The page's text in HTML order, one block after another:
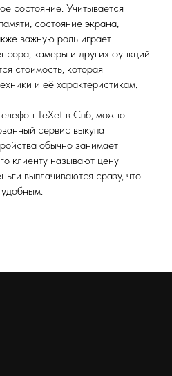
состояние. Учитывается
состояние экрана,
важную роль играет
камеры и других функций.
стоимость, которая
и её характеристикам.
TeXet в Спб, можно
сервис выкупа
обычно занимает
клиенту называют цену
выплачиваются сразу, что